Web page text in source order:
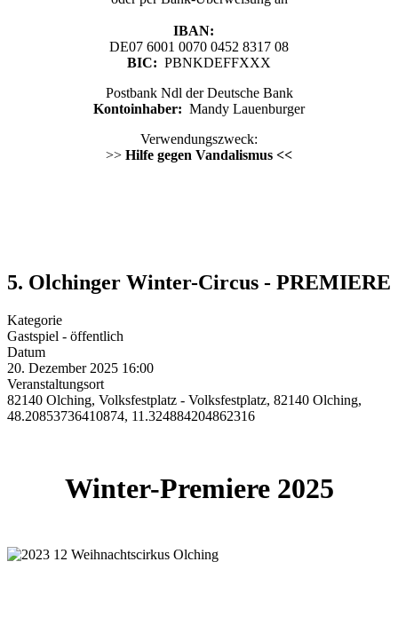
IBAN:
DE07 6001 0070 0452 8317 08
BIC: PBNKDEFFXXX
Postbank Ndl der Deutsche Bank
Kontoinhaber: Mandy Lauenburger
Verwendungszweck:
>> Hilfe gegen Vandalismus <<
5. Olchinger Winter-Circus - PREMIERE
Kategorie
Gastspiel - öffentlich
Datum
20. Dezember 2025 16:00
Veranstaltungsort
82140 Olching, Volksfestplatz - Volksfestplatz, 82140 Olching,
48.20853736410874, 11.324884204862316
Winter-Premiere 2025